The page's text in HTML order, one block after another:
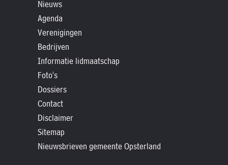
Nieuws
Agenda
Verenigingen
Bedrijven
Informatie lidmaatschap
Foto's
Dossiers
Contact
Disclaimer
Sitemap
Nieuwsbrieven gemeente Opsterland
Historische
verhalen
Dossiers
Contact
Nieuwsbrieven
gemeente